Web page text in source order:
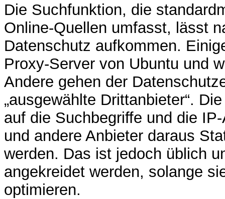
Die Suchfunktion, die
Online-Quellen umfasst, lässt
Datenschutz aufkommen.
Proxy-Server von Ubuntu und
Andere gehen der
„ausgewählte Drittanbieter“.
auf die Suchbegriffe und die
und andere Anbieter daraus
werden. Das ist jedoch üblich
angekreidet werden, solange
optimieren.